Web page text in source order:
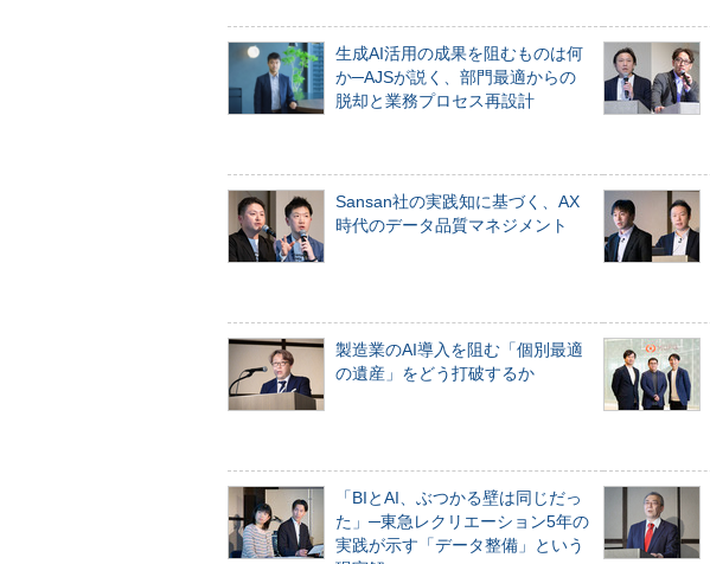
生成AI活用の成果を阻むものは何
か─AJSが説く、部門最適からの
脱却と業務プロセス再設計
Sansan社の実践知に基づく、AX
時代のデータ品質マネジメント
製造業のAI導入を阻む「個別最適
の遺産」をどう打破するか
「BIとAI、ぶつかる壁は同じだっ
た」─東急レクリエーション5年の
実践が示す「データ整備」という